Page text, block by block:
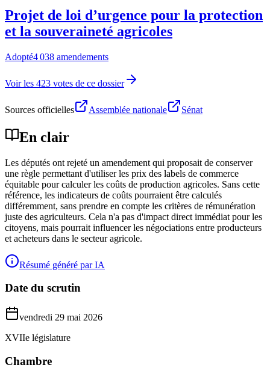
Projet de loi d’urgence pour la protection
et la souveraineté agricoles
Adopté4 038 amendements
Voir les 423 votes de ce dossier
Sources officielles Assemblée nationale Sénat
En clair
Les députés ont rejeté un amendement qui proposait de conserver
une règle permettant d'utiliser les prix des labels de commerce
équitable pour calculer les coûts de production agricoles. Sans cette
référence, les indicateurs de coûts pourraient être calculés
différemment, sans prendre en compte les critères de rémunération
juste des agriculteurs. Cela n'a pas d'impact direct immédiat pour les
citoyens, mais pourrait influencer les négociations entre producteurs
et acheteurs dans le secteur agricole.
Résumé généré par IA
Date du scrutin
vendredi 29 mai 2026
XVIIe législature
Chambre